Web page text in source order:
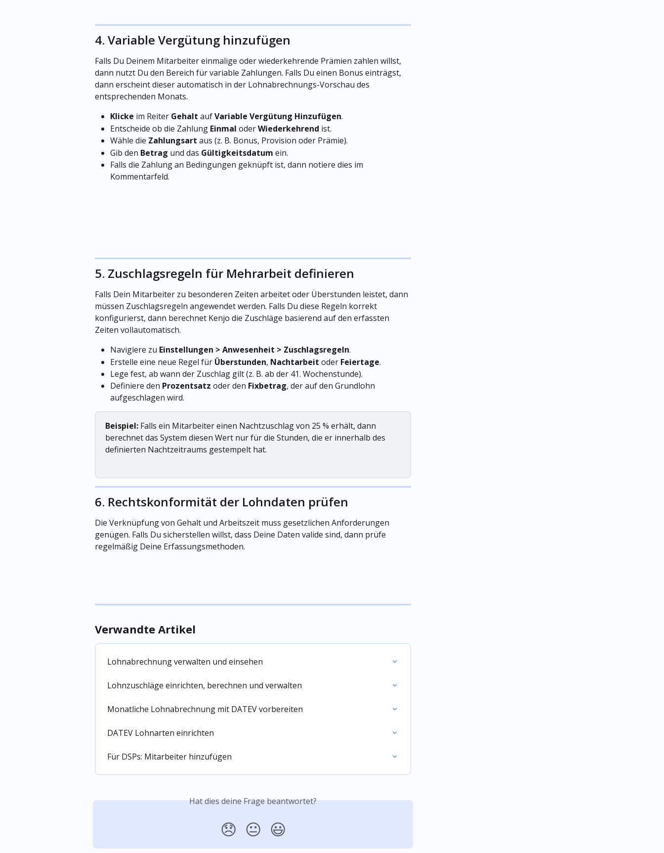
4. Variable Vergütung hinzufügen
Falls Du Deinem Mitarbeiter einmalige oder wiederkehrende Prämien zahlen willst,
dann nutzt Du den Bereich für variable Zahlungen. Falls Du einen Bonus einträgst,
dann erscheint dieser automatisch in der Lohnabrechnungs-Vorschau des
entsprechenden Monats.
Klicke im Reiter Gehalt auf Variable Vergütung Hinzufügen.
Entscheide ob die Zahlung Einmal oder Wiederkehrend ist.
Wähle die Zahlungsart aus (z. B. Bonus, Provision oder Prämie).
Gib den Betrag und das Gültigkeitsdatum ein.
Falls die Zahlung an Bedingungen geknüpft ist, dann notiere dies im
Kommentarfeld.
5. Zuschlagsregeln für Mehrarbeit definieren
Falls Dein Mitarbeiter zu besonderen Zeiten arbeitet oder Überstunden leistet, dann
müssen Zuschlagsregeln angewendet werden. Falls Du diese Regeln korrekt
konfigurierst, dann berechnet Kenjo die Zuschläge basierend auf den erfassten
Zeiten vollautomatisch.
Navigiere zu Einstellungen > Anwesenheit > Zuschlagsregeln.
Erstelle eine neue Regel für Überstunden, Nachtarbeit oder Feiertage.
Lege fest, ab wann der Zuschlag gilt (z. B. ab der 41. Wochenstunde).
Definiere den Prozentsatz oder den Fixbetrag, der auf den Grundlohn
aufgeschlagen wird.
Beispiel: Falls ein Mitarbeiter einen Nachtzuschlag von 25 % erhält, dann
berechnet das System diesen Wert nur für die Stunden, die er innerhalb des
definierten Nachtzeitraums gestempelt hat.
6. Rechtskonformität der Lohndaten prüfen
Die Verknüpfung von Gehalt und Arbeitszeit muss gesetzlichen Anforderungen
genügen. Falls Du sicherstellen willst, dass Deine Daten valide sind, dann prüfe
regelmäßig Deine Erfassungsmethoden.
Verwandte Artikel
Lohnabrechnung verwalten und einsehen
Lohnzuschläge einrichten, berechnen und verwalten
Monatliche Lohnabrechnung mit DATEV vorbereiten
DATEV Lohnarten einrichten
Für DSPs: Mitarbeiter hinzufügen
Hat dies deine Frage beantwortet?
😞 😐 😃